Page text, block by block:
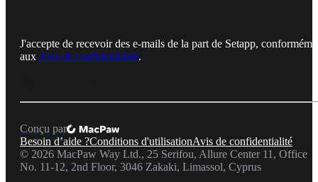
J'accepte de recevoir des e-mails de la part de Setapp,
aux Avis de confidentialité.
Conçu par
Besoin d’aide ?Conditions d'utilisationAvis de confidentialité
© 2026 MacPaw Way Ltd., 25 Serifou, Allure Center 11, Office
No. 11-12, 2nd Floor, 3046 Zakaki, Limassol, Cyprus